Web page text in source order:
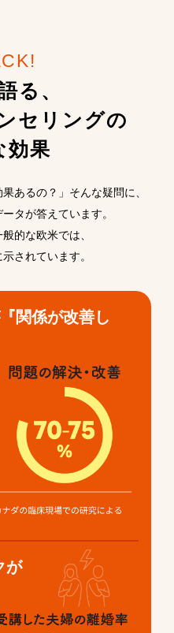
る、
セリングの
効果
あるの？」そんな疑問に、
タが答えています。
的な欧米では、
されています。
関係が改善し
が